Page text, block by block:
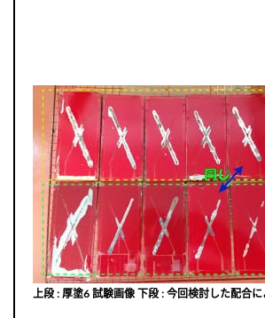
上段 : 厚塗6 試験画像 下段 : 今回検討した配合に